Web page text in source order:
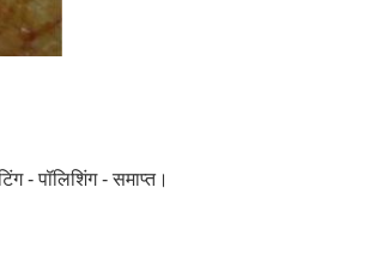
- पॉलिशिंग - समाप्त।